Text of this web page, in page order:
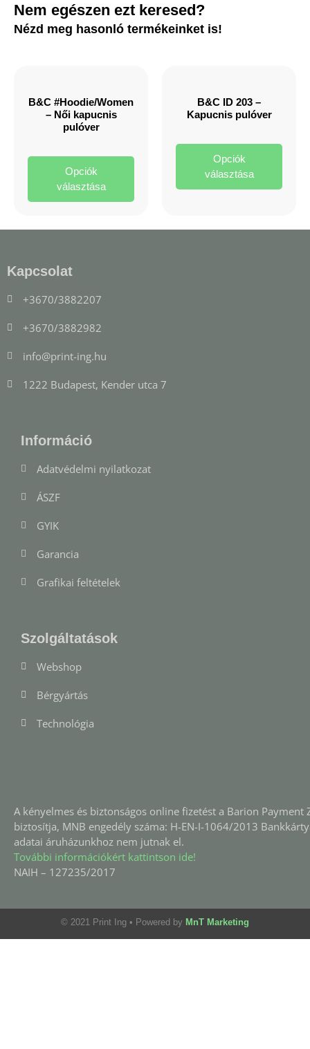
Nem egészen ezt keresed?
Nézd meg hasonló termékeinket is!
B&C #Hoodie/Women
– Női kapucnis
pulóver
Opciók
választása
B&C ID 203 –
Kapucnis pulóver
Opciók
választása
Kapcsolat
+3670/3882207
+3670/3882982
info@print-ing.hu
1222 Budapest, Kender utca 7
Információ
Adatvédelmi nyilatkozat
ÁSZF
GYIK
Garancia
Grafikai feltételek
Szolgáltatások
Webshop
Bérgyártás
Technológia
A kényelmes és biztonságos online fizetést a Barion Payment
biztosítja, MNB engedély száma: H-EN-I-1064/2013
adatai áruházunkhoz nem jutnak el.
További információkért kattintson ide!
NAIH – 127235/2017
© 2021 Print Ing • Powered by MnT Marketing